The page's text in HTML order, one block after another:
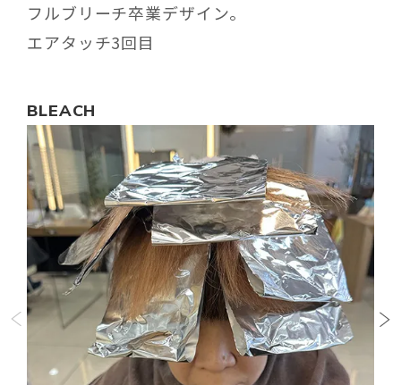
フルブリーチ卒業デザイン。
エアタッチ3回目
BLEACH